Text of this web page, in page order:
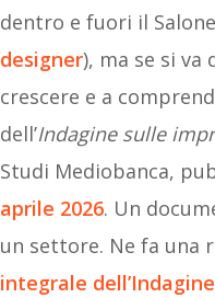
dentro e fuori il
designer), ma se si va
crescere e a
dell’Indagine sulle
Studi Mediobanca,
aprile 2026. Un
un settore. Ne fa una
integrale